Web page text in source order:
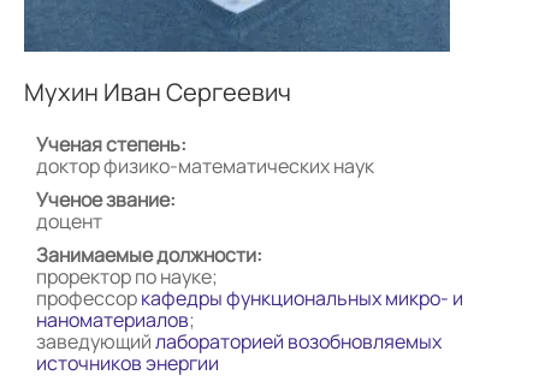
Мухин Иван Сергеевич
Ученая степень:
доктор физико-математических наук
Ученое звание:
доцент
Занимаемые должности:
проректор по науке;
профессоркафедры функциональных микро- и
наноматериалов;
заведующийлабораторией возобновляемых
источников энергии